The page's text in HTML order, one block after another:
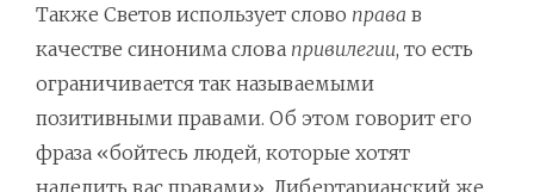
Также Светов использует слово права в
качестве синонима слова привилегии, то есть
ограничивается так называемыми
позитивными правами. Об этом говорит его
фраза «бойтесь людей, которые хотят
наделить вас правами». Либертарианский же